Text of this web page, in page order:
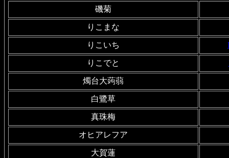
磯菊
りこまな
りこいち
りこでと
燭台大蒟蒻
白鷺草
真珠梅
オヒアレフア
大賀蓮